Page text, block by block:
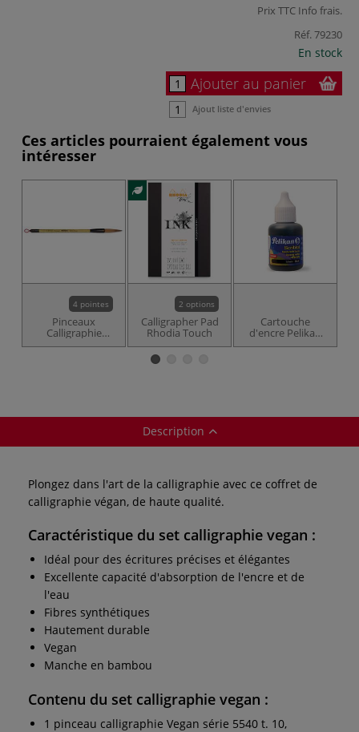
Prix TTC Info frais.
Réf.79230
En stock
Ajouter au panier
Ajout liste d'envies
Ces articles pourraient également vous
intéresser
4 pointes
Pinceaux
Calligraphie
Vegan, série
2 options
Calligrapher Pad
Rhodia Touch
Cartouche
d'encre Pelikan
Scribtol
Description
Plongez dans l'art de la calligraphie avec ce coffret de
calligraphie végan, de haute qualité.
Caractéristique du set calligraphie vegan :
Idéal pour des écritures précises et élégantes
Excellente capacité d'absorption de l'encre et de
l'eau
Fibres synthétiques
Hautement durable
Vegan
Manche en bambou
Contenu du set calligraphie vegan :
1 pinceau calligraphie Vegan série 5540 t. 10,